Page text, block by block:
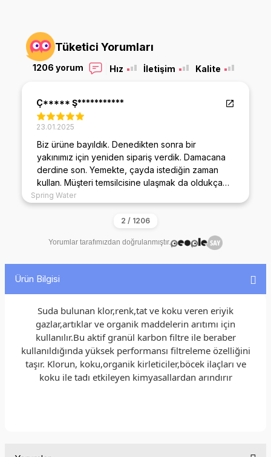
Tüketici Yorumları
1206 yorum Hız İletişim Kalite
Ç***** Ş***********
23.01.2025
Biz ürüne bayıldık. Denedikten sonra bir
yakınımız için yeniden sipariş verdik. Damacana
derdine son. Yemekte, çayda istediğin zaman
kullan. Müşteri temsilcisine ulaşmak da oldukça
kolay.
Spring Water
Yorumlar tarafımızdan doğrulanmıştır.
Ürün Bilgisi
Suda bulunan klor,renk,tat ve koku veren eriyik
gazlar,artıklar ve organik maddelerin arıtımı için
kullanılır.Bu aktif granül karbon filtre ile beraber
kullanıldığında yüksek performansı filtreleme özelliğini
taşır. Klorun, koku,organik kirleticiler,böcek ilaçları ve
koku ile tadı etkileyen kimyasallardan arındırır